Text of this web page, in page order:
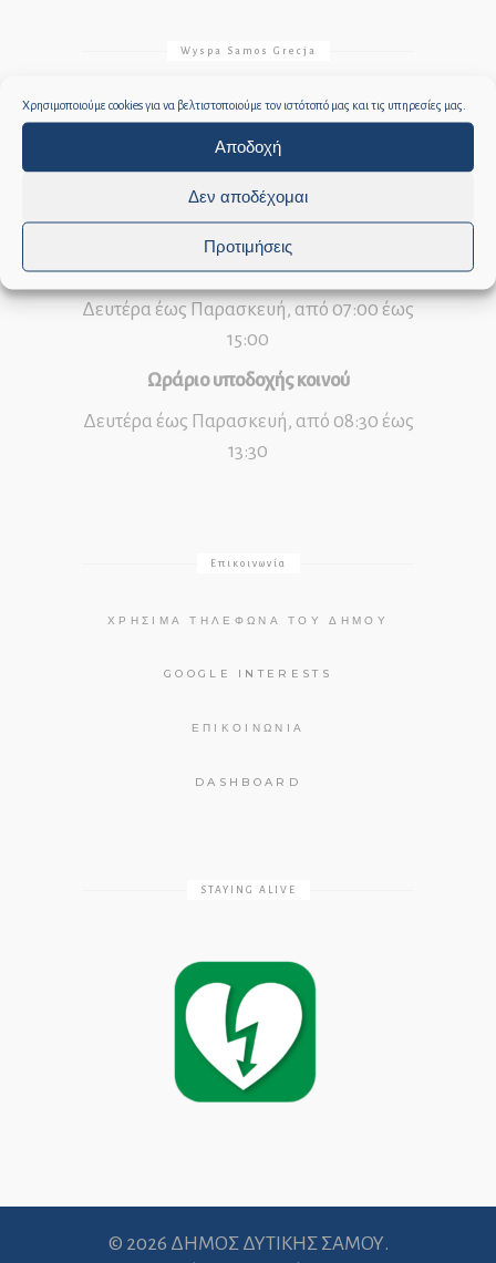
Χρησιμοποιούμε cookies για να βελτιστοποιούμε τον ιστότοπό μας και τις υπηρεσίες μας.
Αποδοχή
Δεν αποδέχομαι
Προτιμήσεις
Wyspa Samos Grecja
INSTAGRAM
Ωράριο λειτουργίας υπηρεσιών
Δευτέρα έως Παρασκευή, από 07:00 έως
15:00
Ωράριο υποδοχής κοινού
Δευτέρα έως Παρασκευή, από 08:30 έως
13:30
Επικοινωνία
ΧΡΉΣΙΜΑ ΤΗΛΈΦΩΝΑ ΤΟΥ ΔΉΜΟΥ
GOOGLE INTERESTS
ΕΠΙΚΟΙΝΩΝΊΑ
DASHBOARD
STAYING ALIVE
© 2026 ΔΗΜΟΣ ΔΥΤΙΚΗΣ ΣΑΜΟΥ.